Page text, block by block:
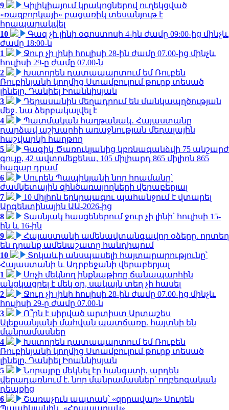
9
Կիլիկիայում կրակոցներով ուղեկցված
«ռազբորկայի» բացառիկ տեսանյութ է
հրապարակվել
10
Գազ չի լինի օգոստոսի 4-ին ժամը 09:00-ից մինչև
ժամը 18:00-ն
1
Ջուր չի լինի հուլիսի 28-ին ժամը 07.00-ից մինչև
հուլիսի 29-ը ժամը 07.00-ն
2
Խստորեն դատապարտում եմ Ռուբեն
Ռուբինյանի կողմից Ստամբուլում թուրք տեսած
լինելը. Դանիել Իոաննիսյան
3
Դերասանին մեղադրում են մանկապղծության
մեջ․ նա ձերբակալվել է
4
Պատմական հաղթանակ․ Հայաստանը
դարձավ աշխարհի առաջնության մեդալային
հաշվարկի հաղթող
5
Գագիկ Ծառուկյանից կբռնագանձվի 75 անշարժ
գույք, 42 ավտոմեքենա, 105 միլիարդ 865 միլիոն 865
հազար դրամ
6
Սուրեն Պապիկյանի նոր հրամանը՝
ժամկետային զինծառայողների վերաբերյալ
7
10 միլիոն երկրպագու պահանջում է վտարել
Արգենտինային ԱԱ-2026-ից
8
Տասնյակ հասցեներում ջուր չի լինի՝ հուլիսի 15-
ին և 16-ին
9
Հայաստանի ամենավտանգավոր օձերը. որտեղ
են դրանք ամենաշատը հանդիպում
10
Տոկաևի անսպասելի հայտարարությունը՝
Հայաստանի և Ադրբեջանի վերաբերյալ
1
Սոչի մեկնող ինքնաթիռը ճանապարհին
անցկացրել է մեկ օր, սակայն տեղ չի հասել
2
Ջուր չի լինի հուլիսի 28-ին ժամը 07.00-ից մինչև
հուլիսի 29-ը ժամը 07.00-ն
3
Ո՞րն է սիրված արտիստ Արտաշես
Ալեքսանյանի մահվան պատճառը. հայտնի են
մանրամասներ
4
Խստորեն դատապարտում եմ Ռուբեն
Ռուբինյանի կողմից Ստամբուլում թուրք տեսած
լինելը. Դանիել Իոաննիսյան
5
Նորայրը մեկնել էր հանգստի, արդեն
վերադառնում է. նոր մանրամասներ՝ ողբերգական
դեպքից
6
Շառաչուն ապտակ՝ «զորավար» Սուրեն
Պապիկյանին․ «Հրապարակ»